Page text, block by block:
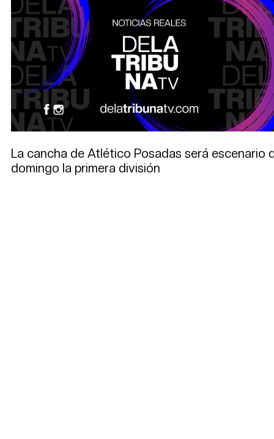
La cancha de Atlético Posadas será escenario
domingo la primera división